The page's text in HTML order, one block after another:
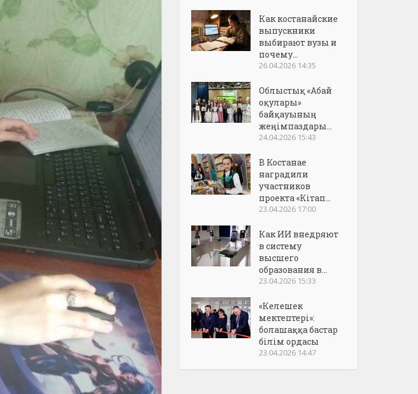
Как костанайские
выпускники
выбирают вузы и
почему...
26.04.2026 14:35
Облыстық «Абай
оқулары»
байқауының
жеңімпаздары...
24.04.2026 15:43
В Костанае
наградили
участников
проекта «Кітап...
23.04.2026 17:00
Как ИИ внедряют
в систему
высшего
образования в...
23.04.2026 15:33
«Келешек
мектептері»:
болашаққа бастар
білім ордасы
23.04.2026 14:47